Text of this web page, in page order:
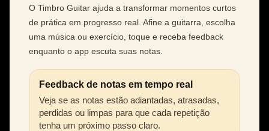
O Timbro Guitar ajuda a transformar momentos curtos
de prática em progresso real. Afine a guitarra, escolha
uma música ou exercício, toque e receba feedback
enquanto o app escuta suas notas.
Feedback de notas em tempo real
Veja se as notas estão adiantadas, atrasadas,
perdidas ou limpas para que cada repetição
tenha um próximo passo claro.